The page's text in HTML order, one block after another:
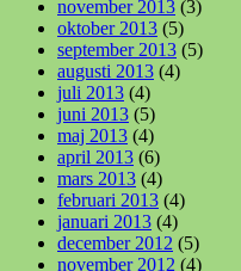
november 2013 (3)
oktober 2013 (5)
september 2013 (5)
augusti 2013 (4)
juli 2013 (4)
juni 2013 (5)
maj 2013 (4)
april 2013 (6)
mars 2013 (4)
februari 2013 (4)
januari 2013 (4)
december 2012 (5)
november 2012 (4)